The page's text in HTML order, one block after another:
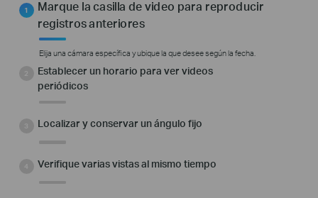
Marque la casilla de video para reproducir
registros anteriores
Elija una cámara específica y ubique la que desee según la fecha.
Establecer un horario para ver videos
periódicos
Localizar y conservar un ángulo fijo
Verifique varias vistas al mismo tiempo